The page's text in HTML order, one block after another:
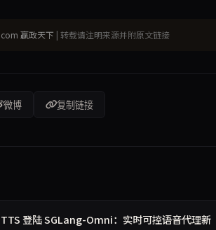
赢政天下 | 转载请注明来源并附原文链接
微博 复制链接
登陆 SGLang-Omni：实时可控语音代理新